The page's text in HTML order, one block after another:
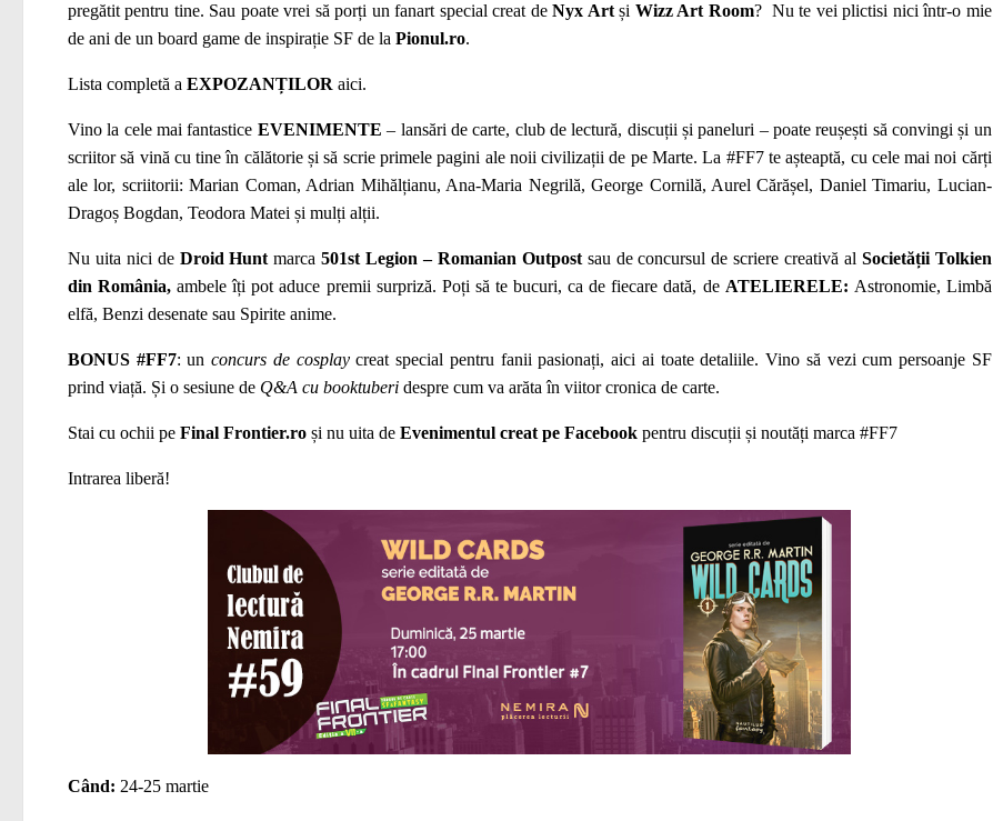
pregătit pentru tine. Sau poate vrei să porți un fanart special creat deNyx Artși Wizz Art Room? Nu te vei plictisi nici într-o mie
de ani de un board game de inspirație SF de la Pionul.ro.
Lista completă a EXPOZANȚILOR aici.
Vino la cele mai fantastice EVENIMENTE – lansări de carte, club de lectură, discuții și paneluri – poate reușești să convingi și un
scriitor să vină cu tine în călătorie și să scrie primele pagini ale noii civilizații de pe Marte. La #FF7 te așteaptă, cu cele mai noi cărți
ale lor, scriitorii: Marian Coman, Adrian Mihălțianu, Ana-Maria Negrilă, George Cornilă, Aurel Cărășel, Daniel Timariu, Lucian-
Dragoș Bogdan, Teodora Matei și mulți alții.
Nu uita nici de Droid Huntmarca501st Legion – Romanian Outpostsau deconcursul de scriere creativă al Societății Tolkien
din România,ambele îți pot aduce premii surpriză. Poți să te bucuri, ca de fiecare dată, de ATELIERELE: Astronomie, Limbă
elfă, Benzi desenate sau Spirite anime.
BONUS #FF7: unconcurs de cosplaycreat special pentru fanii pasionați,aici ai toate detaliile. Vino să vezi cum persoanje SF
prind viață. Și o sesiune de Q&A cu booktuberi despre cum va arăta în viitor cronica de carte.
Stai cu ochii pe Final Frontier.ro și nu uita de Evenimentul creat pe Facebook pentru discuții și noutăți marca #FF7
Intrarea liberă!
Când: 24-25 martie